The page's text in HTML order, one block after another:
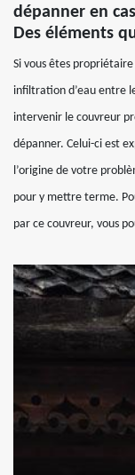
dépanner en
Des éléments
Si vous êtes
infiltration d’eau entre
intervenir le couvreur
dépanner. Celui-ci est
l’origine de votre
pour y mettre terme.
par ce couvreur, vous